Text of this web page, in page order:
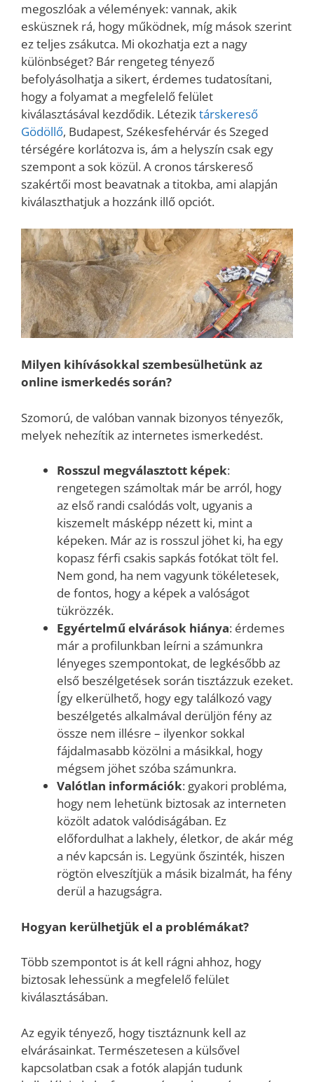
megoszlóak a vélemények: vannak, akik
esküsznek rá, hogy működnek, míg mások szerint
ez teljes zsákutca. Mi okozhatja ezt a nagy
különbséget? Bár rengeteg tényező
befolyásolhatja a sikert, érdemes tudatosítani,
hogy a folyamat a megfelelő felület
kiválasztásával kezdődik. Léteziktárskereső
Gödöllő, Budapest, Székesfehérvár és Szeged
térségére korlátozva is, ám a helyszín csak egy
szempont a sok közül. A cronos társkereső
szakértői most beavatnak a titokba, ami alapján
kiválaszthatjuk a hozzánk illő opciót.
Milyen kihívásokkal szembesülhetünk az
online ismerkedés során?
Szomorú, de valóban vannak bizonyos tényezők,
melyek nehezítik az internetes ismerkedést.
Rosszul megválasztott képek:
rengetegen számoltak már be arról, hogy
az első randi csalódás volt, ugyanis a
kiszemelt másképp nézett ki, mint a
képeken. Már az is rosszul jöhet ki, ha egy
kopasz férfi csakis sapkás fotókat tölt fel.
Nem gond, ha nem vagyunk tökéletesek,
de fontos, hogy a képek a valóságot
tükrözzék.
Egyértelmű elvárások hiánya: érdemes
már a profilunkban leírni a számunkra
lényeges szempontokat, de legkésőbb az
első beszélgetések során tisztázzuk ezeket.
Így elkerülhető, hogy egy találkozó vagy
beszélgetés alkalmával derüljön fény az
össze nem illésre – ilyenkor sokkal
fájdalmasabb közölni a másikkal, hogy
mégsem jöhet szóba számunkra.
Valótlan információk: gyakori probléma,
hogy nem lehetünk biztosak az interneten
közölt adatok valódiságában. Ez
előfordulhat a lakhely, életkor, de akár még
a név kapcsán is. Legyünk őszinték, hiszen
rögtön elveszítjük a másik bizalmát, ha fény
derül a hazugságra.
Hogyan kerülhetjük el a problémákat?
Több szempontot is át kell rágni ahhoz, hogy
biztosak lehessünk a megfelelő felület
kiválasztásában.
Az egyik tényező, hogy tisztáznunk kell az
elvárásainkat. Természetesen a külsővel
kapcsolatban csak a fotók alapján tudunk